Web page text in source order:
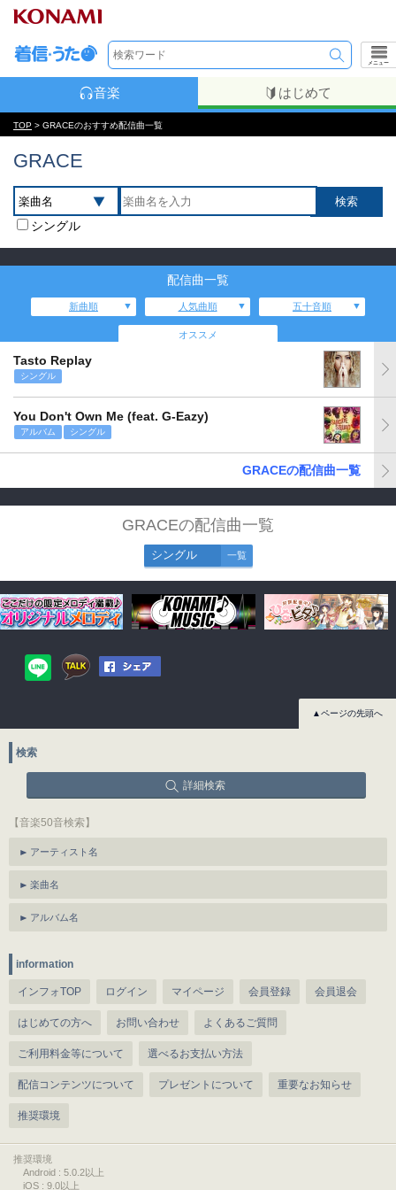
メニュー
音楽 はじめて
TOP > GRACEのおすすめ配信曲一覧
GRACE
シングル
配信曲一覧
新曲順 人気曲順 五十音順
オススメ
Tasto Replay
シングル
You Don't Own Me (feat. G-Eazy)
アルバム シングル
GRACEの配信曲一覧
GRACEの配信曲一覧
シングル 一覧
▲ページの先頭へ
検索
詳細検索
【音楽50音検索】
アーティスト名
楽曲名
アルバム名
information
インフォTOP ログイン マイページ 会員登録 会員退会
はじめての方へ お問い合わせ よくあるご質問
ご利用料金等について 選べるお支払い方法
配信コンテンツについて プレゼントについて 重要なお知らせ
推奨環境
推奨環境
Android : 5.0.2以上
iOS : 9.0以上